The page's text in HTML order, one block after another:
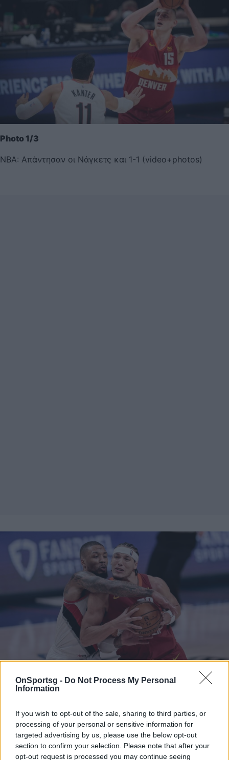
OnSportsg - Do Not Process My Personal
Information
If you wish to opt-out of the sale, sharing to third parties, or
processing of your personal or sensitive information for
targeted advertising by us, please use the below opt-out
section to confirm your selection. Please note that after your
opt-out request is processed you may continue seeing
Photo 1/3
NBA: Απάντησαν οι Νάγκετς και 1-1 (video+photos)
NBA: Απάντησαν οι Νάγκετς και 1-1 (video+photos)